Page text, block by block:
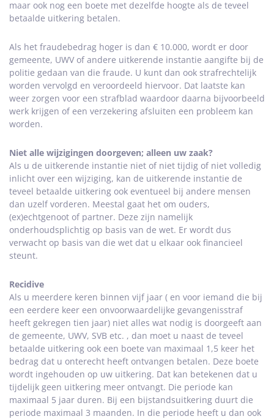
maar ook nog een boete met dezelfde hoogte als de teveel
betaalde uitkering betalen.
Als het fraudebedrag hoger is dan € 10.000, wordt er door
gemeente, UWV of andere uitkerende instantie aangifte bij de
politie gedaan van die fraude. U kunt dan ook strafrechtelijk
worden vervolgd en veroordeeld hiervoor. Dat laatste kan
weer zorgen voor een strafblad waardoor daarna bijvoorbeeld
werk krijgen of een verzekering afsluiten een probleem kan
worden.
Niet alle wijzigingen doorgeven; alleen uw zaak?
Als u de uitkerende instantie niet of niet tijdig of niet volledig
inlicht over een wijziging, kan de uitkerende instantie de
teveel betaalde uitkering ook eventueel bij andere mensen
dan uzelf vorderen. Meestal gaat het om ouders,
(ex)echtgenoot of partner. Deze zijn namelijk
onderhoudsplichtig op basis van de wet. Er wordt dus
verwacht op basis van die wet dat u elkaar ook financieel
steunt.
Recidive
Als u meerdere keren binnen vijf jaar ( en voor iemand die bij
een eerdere keer een onvoorwaardelijke gevangenisstraf
heeft gekregen tien jaar) niet alles wat nodig is doorgeeft aan
de gemeente, UWV, SVB etc. , dan moet u naast de teveel
betaalde uitkering ook een boete van maximaal 1,5 keer het
bedrag dat u onterecht heeft ontvangen betalen. Deze boete
wordt ingehouden op uw uitkering. Dat kan betekenen dat u
tijdelijk geen uitkering meer ontvangt. Die periode kan
maximaal 5 jaar duren. Bij een bijstandsuitkering duurt die
periode maximaal 3 maanden. In die periode heeft u dan ook